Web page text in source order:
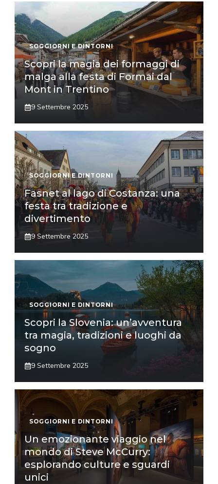
SOGGIORNI E DINTORNI
Scopri la magia dei formaggi di
malga alla festa di Formai dal
Mont in Trentino
9 Settembre 2025
SOGGIORNI E DINTORNI
Fasnet al lago di Costanza: una
festa tra tradizione e
divertimento
9 Settembre 2025
SOGGIORNI E DINTORNI
Scopri la Slovenia: un’avventura
tra magia, tradizioni e luoghi da
sogno
9 Settembre 2025
SOGGIORNI E DINTORNI
Un emozionante viaggio nel
mondo di Steve McCurry:
esplorando culture e sguardi
unici